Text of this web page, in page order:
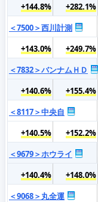
+144.8%
+282.1%
＜7500＞西川計測
+143.0%
+249.7%
＜7832＞バンナムＨＤ
+140.6%
+155.4%
＜8117＞中央自
+140.5%
+152.2%
＜9679＞ホウライ
+140.4%
+148.0%
＜9068＞丸全運